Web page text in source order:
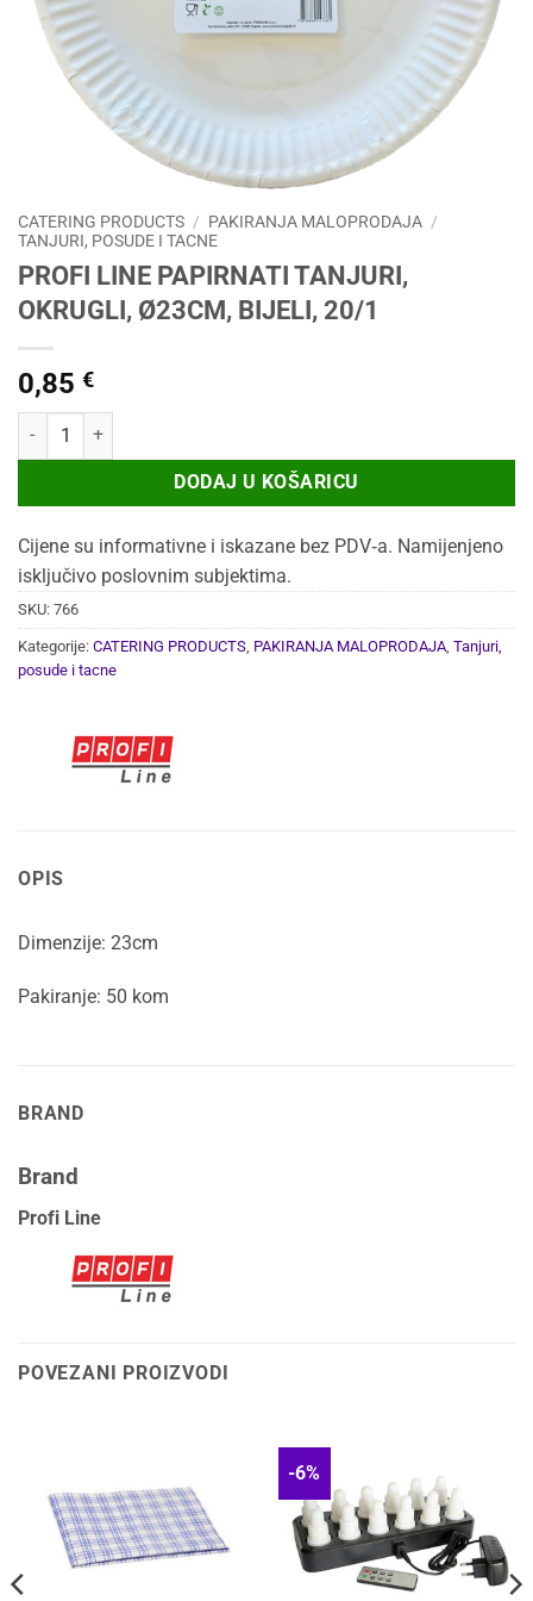
CATERING PRODUCTS / PAKIRANJA MALOPRODAJA /
TANJURI, POSUDE I TACNE
PROFI LINE PAPIRNATI TANJURI,
OKRUGLI, Ø23CM, BIJELI, 20/1
0,85 €
PROFI LINE PAPIRNATI TANJURI, OKRUGLI, Ø23CM, BIJELI, 20/1
DODAJ U KOŠARICU
Cijene su informativne i iskazane bez PDV‑a. Namijenjeno
isključivo poslovnim subjektima.
SKU: 766
Kategorije: CATERING PRODUCTS PAKIRANJA MALOPRODAJA Tanjuri,
posude i tacne
OPIS
Dimenzije: 23cm
Pakiranje: 50 kom
BRAND
Brand
Profi Line
POVEZANI PROIZVODI
-6%